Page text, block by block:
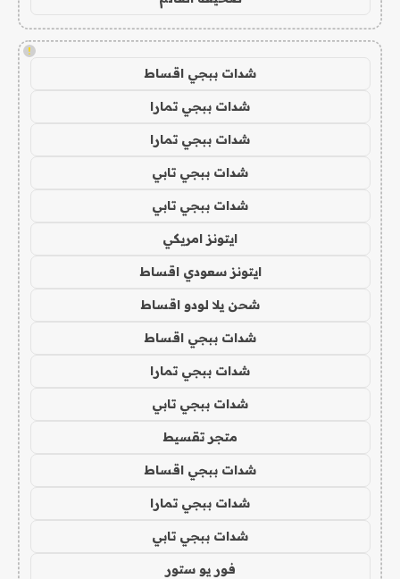
!
شدات ببجي اقساط
شدات ببجي تمارا
شدات ببجي تمارا
شدات ببجي تابي
شدات ببجي تابي
ايتونز امريكي
ايتونز سعودي اقساط
شحن يلا لودو اقساط
شدات ببجي اقساط
شدات ببجي تمارا
شدات ببجي تابي
متجر تقسيط
شدات ببجي اقساط
شدات ببجي تمارا
شدات ببجي تابي
فور يو ستور